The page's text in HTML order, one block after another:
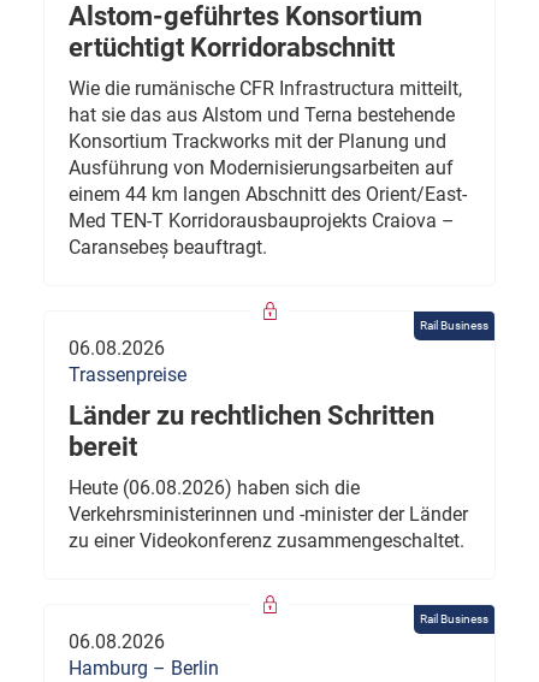
Alstom-geführtes Konsortium
ertüchtigt Korridorabschnitt
Wie die rumänische CFR Infrastructura mitteilt,
hat sie das aus Alstom und Terna bestehende
Konsortium Trackworks mit der Planung und
Ausführung von Modernisierungsarbeiten auf
einem 44 km langen Abschnitt des Orient/East-
Med TEN-T Korridorausbauprojekts Craiova –
Caransebeș beauftragt.
Rail Business
06.08.2026
Trassenpreise
Länder zu rechtlichen Schritten
bereit
Heute (06.08.2026) haben sich die
Verkehrsministerinnen und -minister der Länder
zu einer Videokonferenz zusammengeschaltet.
Rail Business
06.08.2026
Hamburg – Berlin